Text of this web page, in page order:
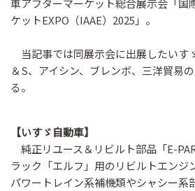
車アフターマーケット総合展示会「国
ケットEXPO（IAAE）2025」。
当記事では同展示会に出展したいす
＆S、アイシン、ブレンボ、三洋貿易
る。
【いすゞ自動車】
純正リユース＆リビルト部品「E-
ラック「エルフ」用のリビルトエンジ
パワートレイン系補機類やシャシー系